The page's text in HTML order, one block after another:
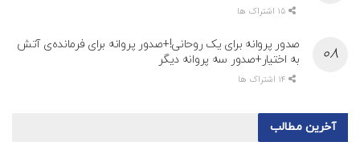
صدور پروانه برای یک روحانی!+صدور پروانه برای فرمانده‌ی آتش
به اختیار+صدور سه پروانه دیگر
آخرین مطالب